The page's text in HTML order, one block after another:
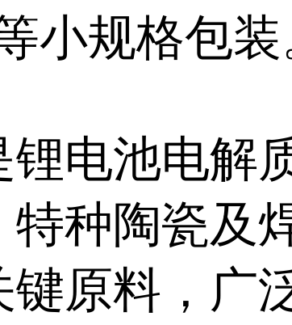
小规格包装
锂电池电解
特种陶瓷及
原料，广